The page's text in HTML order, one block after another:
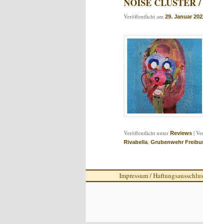
Veröffentlicht am 29. Januar
Veröffentlicht unter Reviews |
Rivabella, Grubenwehr
Impressum /